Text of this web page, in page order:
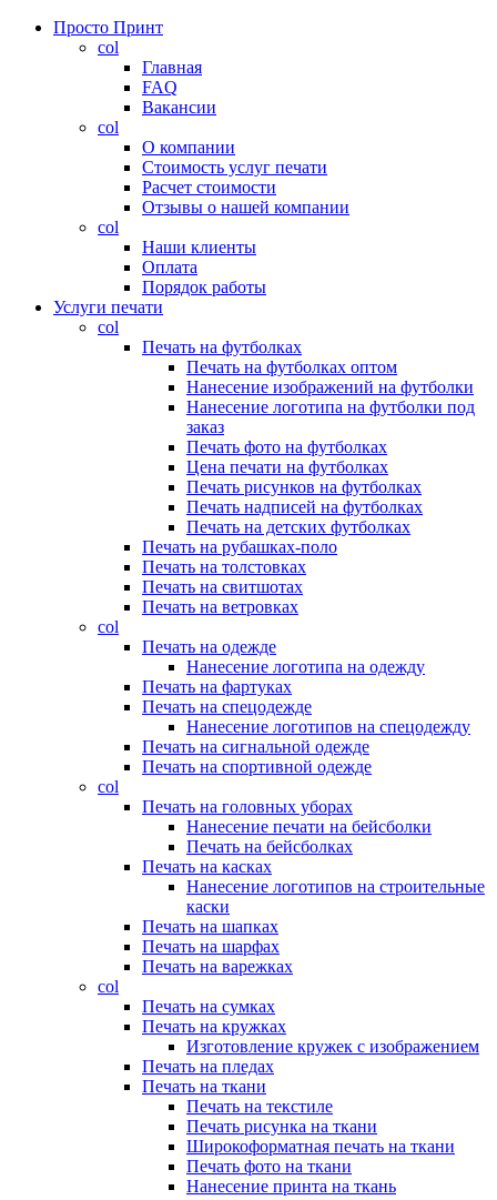
Просто Принт
col
Главная
FAQ
Вакансии
col
О компании
Стоимость услуг печати
Расчет стоимости
Отзывы о нашей компании
col
Наши клиенты
Оплата
Порядок работы
Услуги печати
col
Печать на футболках
Печать на футболках оптом
Нанесение изображений на футболки
Нанесение логотипа на футболки под
заказ
Печать фото на футболках
Цена печати на футболках
Печать рисунков на футболках
Печать надписей на футболках
Печать на детских футболках
Печать на рубашках-поло
Печать на толстовках
Печать на свитшотах
Печать на ветровках
col
Печать на одежде
Нанесение логотипа на одежду
Печать на фартуках
Печать на спецодежде
Нанесение логотипов на спецодежду
Печать на сигнальной одежде
Печать на спортивной одежде
col
Печать на головных уборах
Нанесение печати на бейсболки
Печать на бейсболках
Печать на касках
Нанесение логотипов на строительные
каски
Печать на шапках
Печать на шарфах
Печать на варежках
col
Печать на сумках
Печать на кружках
Изготовление кружек с изображением
Печать на пледах
Печать на ткани
Печать на текстиле
Печать рисунка на ткани
Широкоформатная печать на ткани
Печать фото на ткани
Нанесение принта на ткань